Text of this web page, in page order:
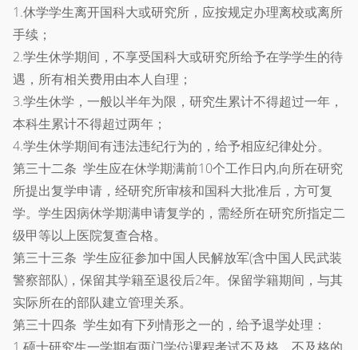
1.休学学生离开国科大或研究所，应按规定办理离校或离所
手续；
2.学生休学期间，不享受国科大或研究所给予在学学生的待
遇，所有相关费用由本人自理；
3.学生休学，一般以半年为限，研究生累计不得超过一年，
本科生累计不得超过两年；
4.学生休学期间有违法违纪行为的，给予相应纪律处分。
第三十二条 学生应在休学期满前10个工作日内,向所在研究
所提出复学申请，经研究所审核和国科大批准后，方可复
学。学生因病休学期满申请复学的，需经所在研究所指定二
级甲等以上医院复查合格。
第三十三条 学生应征参加中国人民解放军(含中国人民武装
警察部队)，保留其学籍至退役后2年。保留学籍期间，与其
实际所在的部队建立管理关系。
第三十四条 学生如有下列情形之一的，给予退学处理：